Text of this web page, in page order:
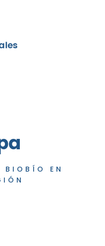
BIOBÍO EN